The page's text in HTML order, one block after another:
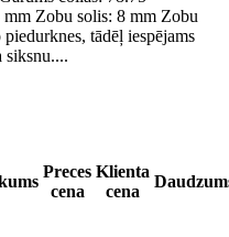
Zobu solis: 8 mm Zobu
tādēļ iespējams
siksnu....
Preces
cena
Klienta
cena